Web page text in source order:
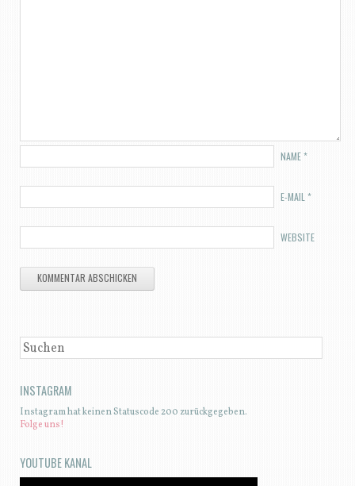
NAME*
E-MAIL *
WEBSITE
SUCHEN
INSTAGRAM
Instagram hat keinen Statuscode 200 zurückgegeben.
Folge uns!
YOUTUBE KANAL